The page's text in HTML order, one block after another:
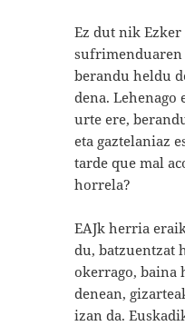
Ez dut nik
sufrimenduaren
berandu heldu
dena. Lehenago
urte ere,
eta gaztelaniaz
tarde que mal
horrela?
EAJk herria
du, batzuentzat
okerrago, baina
denean,
izan da.